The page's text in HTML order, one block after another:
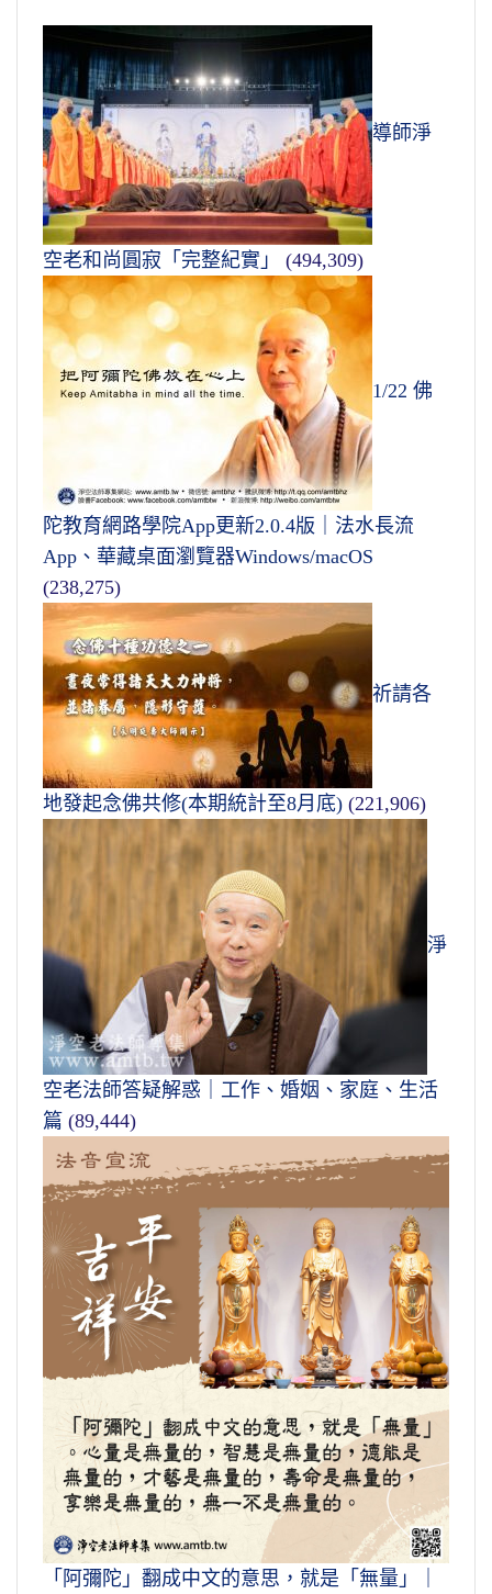
導師淨
空老和尚圓寂「完整紀實」 (494,309)
1/22 佛
陀教育網路學院App更新2.0.4版｜法水長流
App、華藏桌面瀏覽器Windows/macOS
(238,275)
祈請各
地發起念佛共修(本期統計至8月底) (221,906)
淨
空老法師答疑解惑｜工作、婚姻、家庭、生活
篇 (89,444)
「阿彌陀」翻成中文的意思，就是「無量」｜